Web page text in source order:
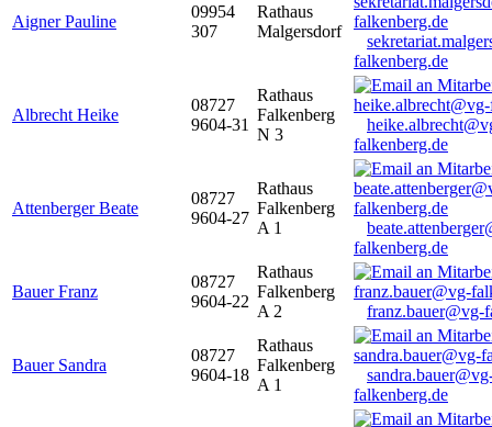
Aigner Pauline
09954
307
Rathaus
Malgersdorf
falkenberg.de
Albrecht Heike
08727
9604-31
Rathaus
Falkenberg
N 3
falkenberg.de
Attenberger Beate
08727
9604-27
Rathaus
Falkenberg
A 1
falkenberg.de
Bauer Franz
08727
9604-22
Rathaus
Falkenberg
A 2
franz.bauer@vg-
Bauer Sandra
08727
9604-18
Rathaus
Falkenberg
A 1
falkenberg.de